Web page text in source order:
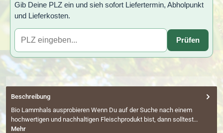
Gib Deine PLZ ein und sieh sofort Liefertermin, Abholpunkt
und Lieferkosten.
Prüfen
Beschreibung
Bio Lammhals ausprobieren Wenn Du auf der Suche nach einem
hochwertigen und nachhaltigen Fleischprodukt bist, dann solltest…
Mehr